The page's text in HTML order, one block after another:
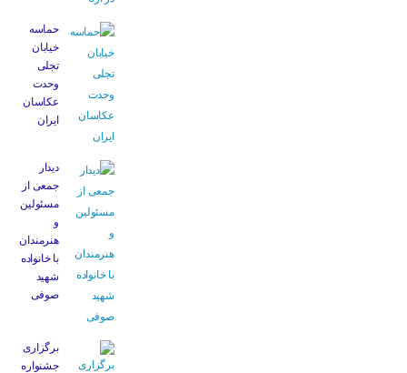
حماسه
خیابان
تجلی
وحدت
عکاسان
ایران
دیدار
جمعی از
مسئولین
و
هنرمندان
با خانواده
شهید
صوفی
برگزاری
جشنواره